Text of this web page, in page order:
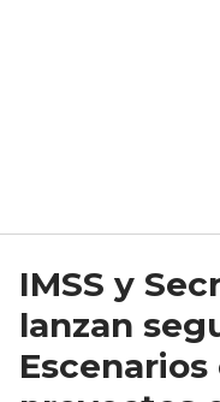
IMSS y
lanzan
Escenarios